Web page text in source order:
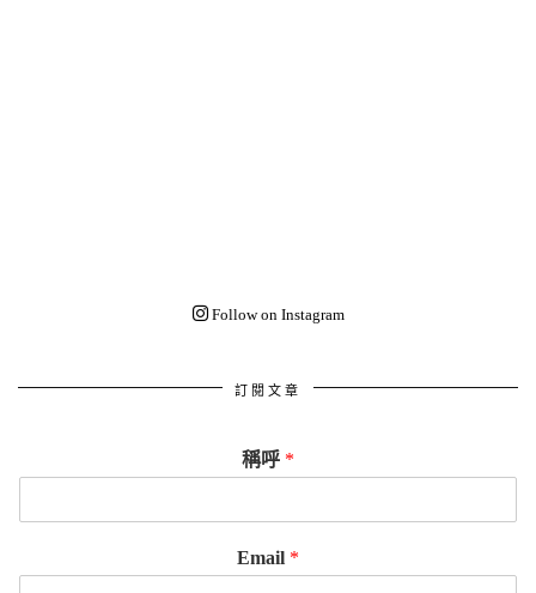
Follow on Instagram
訂閱文章
稱呼 *
Email *